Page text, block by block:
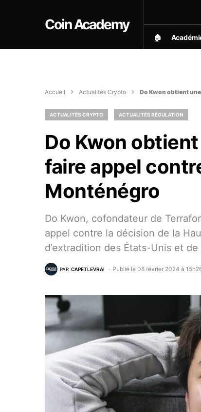
Coin Academy
🏠︎
Accueil Actualités Crypto Do Kwon obtient
ACTUALITÉS CRYPTO ACTUALITÉS RÉGULATION
Do Kwon
faire appel
Monténégro
Do Kwon, cofondateur de
appel contre la décision de la
d’extradition des États-Unis et
PAR CAPETLEVRAI Publié le 08 février 2024 à